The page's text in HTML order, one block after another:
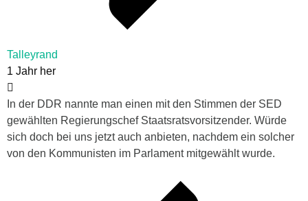
Talleyrand
1 Jahr her
In der DDR nannte man einen mit den Stimmen der SED
gewählten Regierungschef Staatsratsvorsitzender. Würde
sich doch bei uns jetzt auch anbieten, nachdem ein solcher
von den Kommunisten im Parlament mitgewählt wurde.